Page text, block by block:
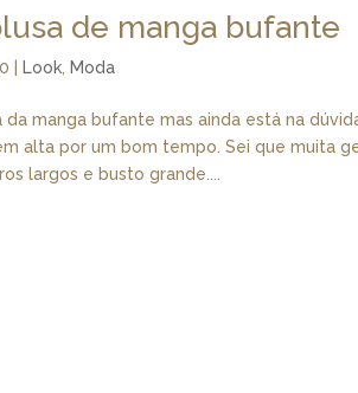
de manga bufante
|Look,Moda
manga bufante mas ainda está na
alta por um bom tempo. Sei que muita
largos e busto grande....